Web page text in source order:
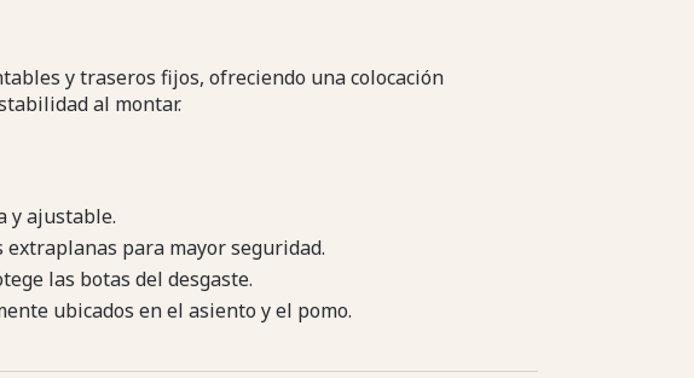
y traseros fijos, ofreciendo una colocación
al montar.
y ajustable.
para mayor seguridad.
las botas del desgaste.
ubicados en el asiento y el pomo.